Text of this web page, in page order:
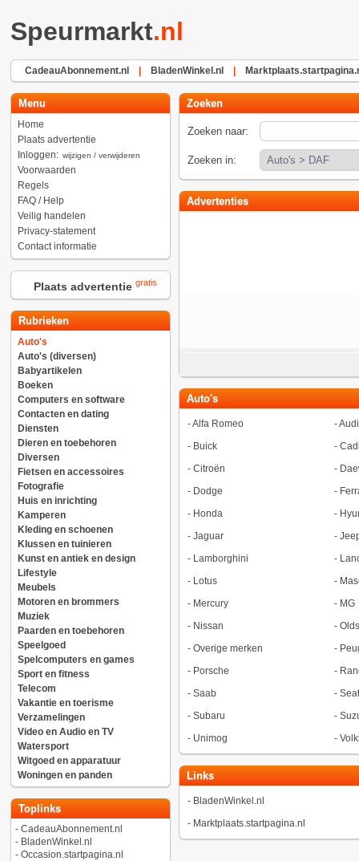
Speurmarkt.nl
CadeauAbonnement.nl BladenWinkel.nl
Menu
Home
Plaats advertentie
Inloggen: wijzigen / verwijderen
Voorwaarden
Regels
FAQ / Help
Veilig handelen
Privacy-statement
Contact informatie
Plaats advertentie gratis
Rubrieken
Auto's
Auto's (diversen)
Babyartikelen
Boeken
Computers en software
Contacten en dating
Diensten
Dieren en toebehoren
Diversen
Fietsen en accessoires
Fotografie
Huis en inrichting
Kamperen
Kleding en schoenen
Klussen en tuinieren
Kunst en antiek en design
Lifestyle
Meubels
Motoren en brommers
Muziek
Paarden en toebehoren
Speelgoed
Spelcomputers en games
Sport en fitness
Telecom
Vakantie en toerisme
Verzamelingen
Video en Audio en TV
Watersport
Witgoed en apparatuur
Woningen en panden
Toplinks
- CadeauAbonnement.nl
- BladenWinkel.nl
- Occasion.startpagina.nl
Zoeken
Zoeken naar:
Zoeken in:
Advertenties
Auto's
-Alfa Romeo -Audi
- Buick -
- Citroën -
- Dodge -
- Honda -
- Jaguar -
- Lamborghini -
- Lotus -
- Mercury - MG
- Nissan -
- Overige merken -
- Porsche -
- Saab - Seat
- Subaru -
- Unimog -
Links
- BladenWinkel.nl
- Marktplaats.startpagina.nl